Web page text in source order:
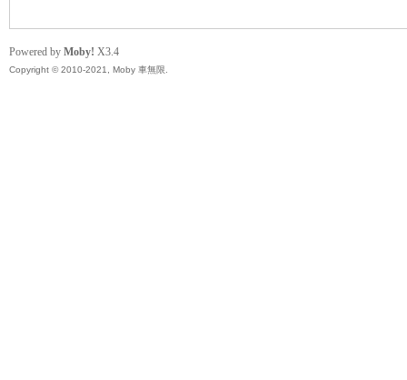
精
Powered by Moby! X3.4
Copyright © 2010-2021, Moby 車無限.